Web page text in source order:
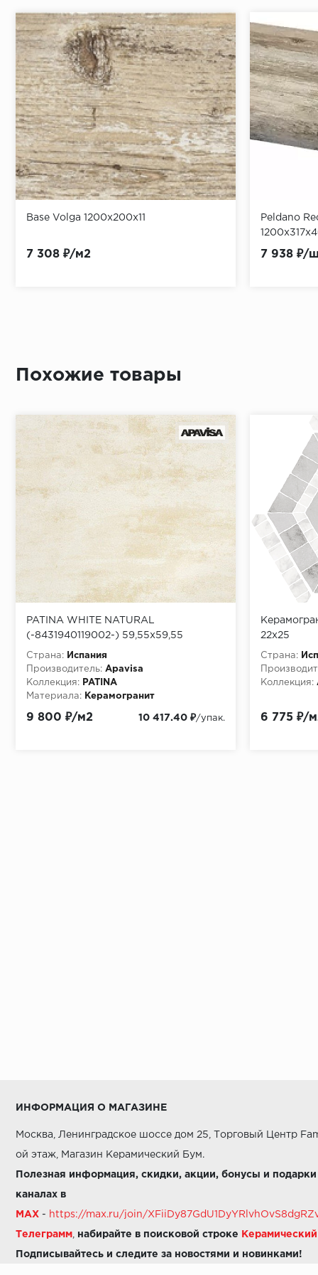
Base Volga 1200x200х11
7 308 ₽/м2
Peldano
7 938 ₽/
Похожие товары
PATINA WHITE NATURAL
(-8431940119002-) 59,55x59,55
Страна:
Испания
Производитель: Apavisa
Коллекция:
PATINA
Материала:
Керамогранит
9 800 ₽/м2 10 417.40 ₽/упак.
22x25
Страна:
Коллекция:
6 775 ₽/
ИНФОРМАЦИЯ О МАГАЗИНЕ
Москва, Ленинградское шоссе дом 25, Торговый Центр
ой этаж, Магазин Керамический Бум.
Полезная информация, скидки, акции, бонусы и
каналах в
MAX - https://max.ru/join/
Телеграмм набирайте в поисковой строке Керамический
Подписывайтесь и следите за новостями и новинками!